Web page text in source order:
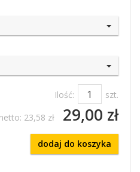
Ilość:
szt.
23,58 zł 29,00 zł
dodaj do koszyka